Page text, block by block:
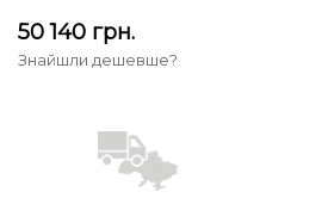
50 140 грн.
Знайшли дешевше?